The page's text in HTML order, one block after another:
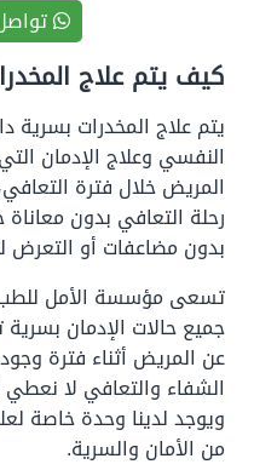
كيف يتم علاج
يتم علاج المخدرات
النفسي وعلاج الإدمان
المريض خلال فترة
رحلة التعافي بدون
بدون مضاعفات أو التعرض
تسعى مؤسسة الأمل للطب
جميع حالات الإدمان
عن المريض أثناء فترة
الشفاء والتعافي لا
ويوجد لدينا وحدة خاصة
من الأمان والسرية.